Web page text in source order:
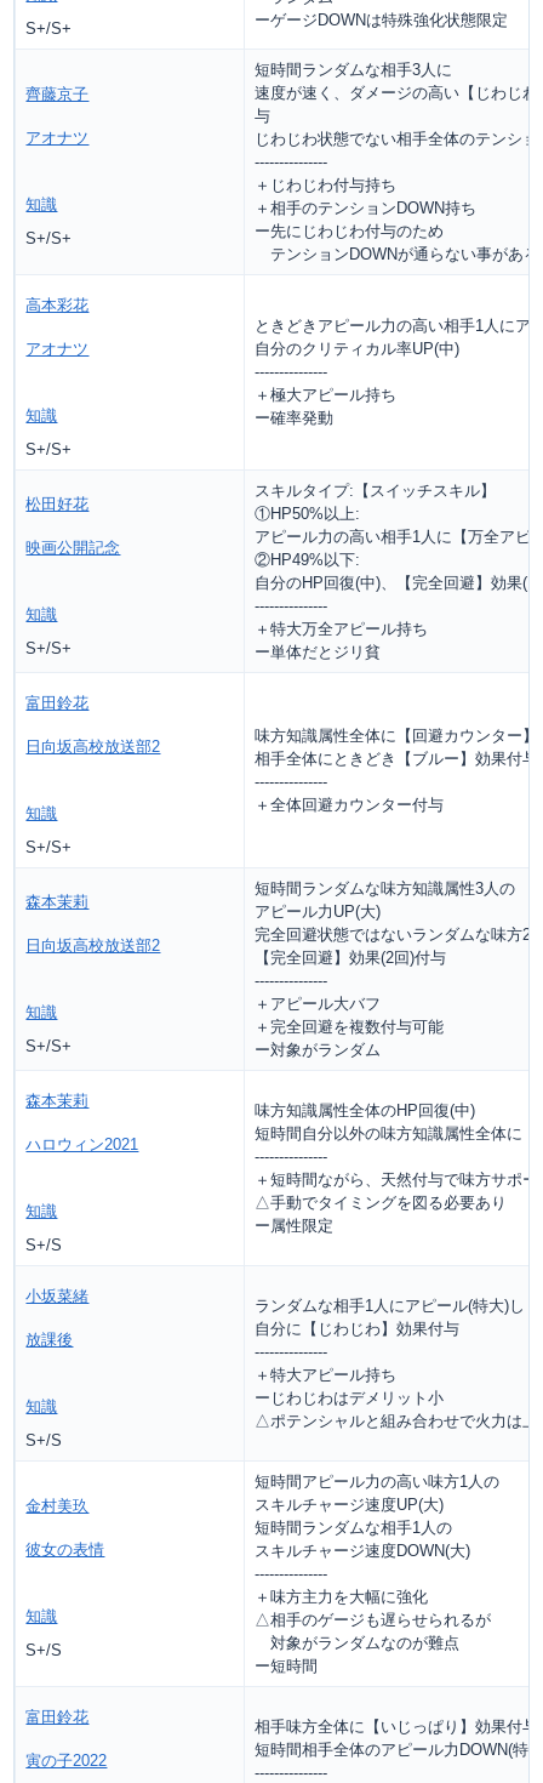
S+/S+
ーゲージDOWNは特殊強化状態限定
齊藤京子
アオナツ
知識
S+/S+
短時間ランダムな相手3人に
速度が速く、ダメージの高い【じわじわ
与
じわじわ状態でない相手全体のテンショ
---------------
＋じわじわ付与持ち
＋相手のテンションDOWN持ち
ー先にじわじわ付与のため
テンションDOWNが通らない事がある
高本彩花
アオナツ
知識
S+/S+
ときどきアピール力の高い相手1人にア
自分のクリティカル率UP(中)
---------------
＋極大アピール持ち
ー確率発動
松田好花
映画公開記念
知識
S+/S+
スキルタイプ:【スイッチスキル】
①HP50%以上:
アピール力の高い相手1人に【万全アピ
②HP49%以下:
自分のHP回復(中)、【完全回避】効果(1
---------------
＋特大万全アピール持ち
ー単体だとジリ貧
富田鈴花
日向坂高校放送部2
知識
S+/S+
味方知識属性全体に【回避カウンター】
相手全体にときどき【ブルー】効果付与
---------------
＋全体回避カウンター付与
森本茉莉
日向坂高校放送部2
知識
S+/S+
短時間ランダムな味方知識属性3人の
アピール力UP(大)
完全回避状態ではないランダムな味方2
【完全回避】効果(2回)付与
---------------
＋アピール大バフ
＋完全回避を複数付与可能
ー対象がランダム
森本茉莉
ハロウィン2021
知識
S+/S
味方知識属性全体のHP回復(中)
短時間自分以外の味方知識属性全体に
---------------
＋短時間ながら、天然付与で味方サポー
△手動でタイミングを図る必要あり
ー属性限定
小坂菜緒
放課後
知識
S+/S
ランダムな相手1人にアピール(特大)し
自分に【じわじわ】効果付与
---------------
＋特大アピール持ち
ーじわじわはデメリット小
△ポテンシャルと組み合わせで火力は上
金村美玖
彼女の表情
知識
S+/S
短時間アピール力の高い味方1人の
スキルチャージ速度UP(大)
短時間ランダムな相手1人の
スキルチャージ速度DOWN(大)
---------------
＋味方主力を大幅に強化
△相手のゲージも遅らせられるが
対象がランダムなのが難点
ー短時間
富田鈴花
寅の子2022
相手味方全体に【いじっぱり】効果付与
短時間相手全体のアピール力DOWN(特
---------------